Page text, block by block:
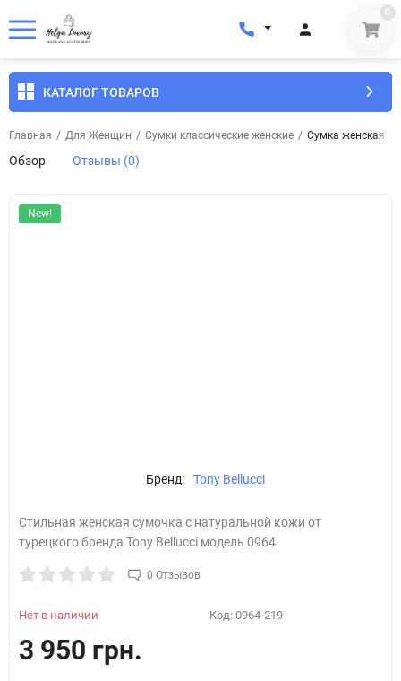
0
КАТАЛОГ ТОВАРОВ
Главная / Для Женщин / Сумки классические женские / Сумка женская
Обзор Отзывы (0)
New!
Бренд: Tony Bellucci
Стильная женская сумочка с натуральной кожи от
турецкого бренда Tony Bellucci модель 0964
0 Отзывов
Нет в наличии Код: 0964-219
3 950 грн.